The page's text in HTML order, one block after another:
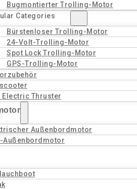
Bugmontierter Trolling-Motor
Categories
Bürstenloser Trolling-Motor
24-Volt-Trolling-Motor
Spot Lock Trolling-Motor
GPS-Trolling-Motor
Electric Thruster
Außenbordmotor
Außenbordmotor